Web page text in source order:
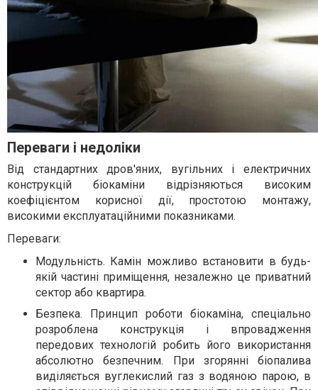
Переваги і недоліки
Від стандартних дров'яних, вугільних і електричних
конструкцій біокаміни відрізняються високим
коефіцієнтом корисної дії, простотою монтажу,
високими експлуатаційними показниками.
Переваги:
Модульність. Камін можливо встановити в будь-
якій частині приміщення, незалежно це приватний
сектор або квартира.
Безпека. Принцип роботи біокаміна, спеціально
розроблена конструкція і впровадження
передових технологій робить його використання
абсолютно безпечним. При згорянні біопалива
виділяється вуглекислий газ з водяною парою, в